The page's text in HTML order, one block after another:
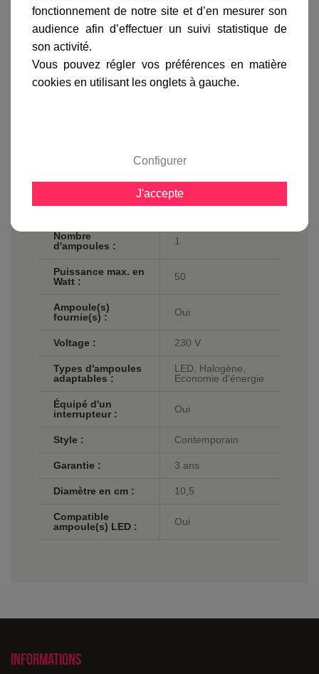
Fiche technique
Hauteur en cm : 20
:
IP20
Nombre
d'ampoules :
1
Puissance max. en
Watt :
50
Ampoule(s)
fournie(s) :
Oui
Voltage : 230 V
Types d'ampoules
adaptables :
LED, Halogène,
Economie d'énergie
Équipé d'un
interrupteur :
Oui
Style : Contemporain
Garantie : 3 ans
Diamètre en cm : 10,5
Compatible
ampoule(s) LED :
Oui
Informations
fonctionnement de notre site et d’en mesurer son
audience afin d’effectuer un suivi statistique de
son activité.
Vous pouvez régler vos préférences en matière
cookies en utilisant les onglets à gauche.
Configurer
J'accepte